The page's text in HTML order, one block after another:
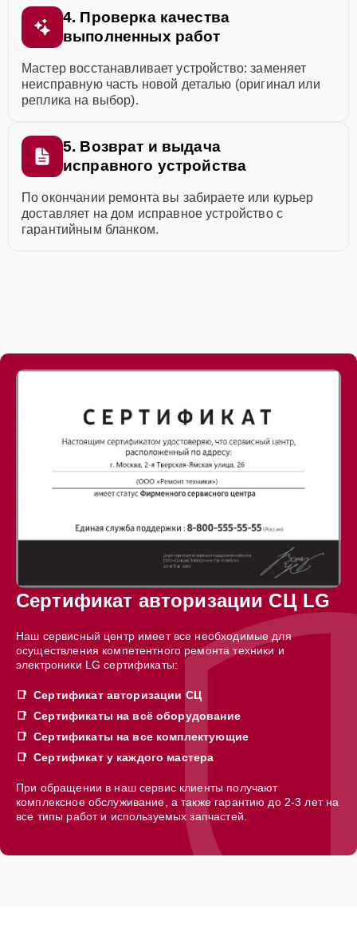
4. Проверка качества
выполненных работ
Мастер восстанавливает устройство: заменяет
неисправную часть новой деталью (оригинал или
реплика на выбор).
5. Возврат и выдача
исправного устройства
По окончании ремонта вы забираете или курьер
доставляет на дом исправное устройство с
гарантийным бланком.
Сертификат авторизации СЦ LG
Наш сервисный центр имеет все необходимые для
осуществления компетентного ремонта техники и
электроники LG сертификаты:
Сертификат авторизации СЦ
Сертификаты на всё оборудование
Сертификаты на все комплектующие
Сертификат у каждого мастера
При обращении в наш сервис клиенты получают
комплексное обслуживание, а также гарантию до 2-3 лет на
все типы работ и используемых запчастей.